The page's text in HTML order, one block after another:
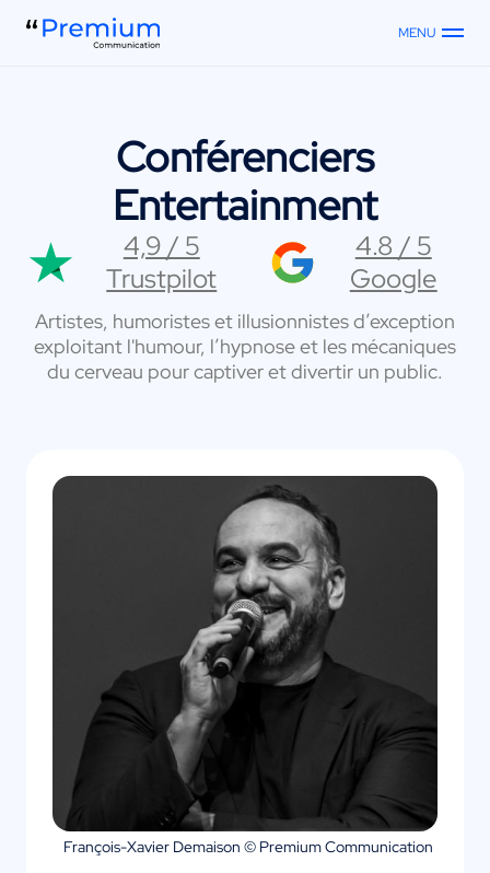
MENU
Conférenciers
Entertainment
4,9 / 5
Trustpilot
4.8 / 5
Google
Artistes, humoristes et illusionnistes d’exception
exploitant l'humour, l’hypnose et les mécaniques
du cerveau pour captiver et divertir un public.
François-Xavier Demaison © Premium Communication